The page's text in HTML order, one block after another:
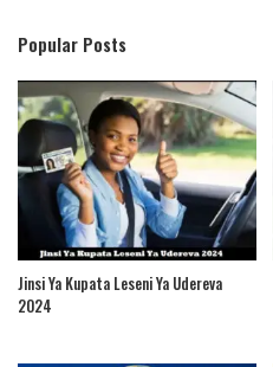
Popular Posts
Jinsi Ya Kupata Leseni Ya Udereva
2024